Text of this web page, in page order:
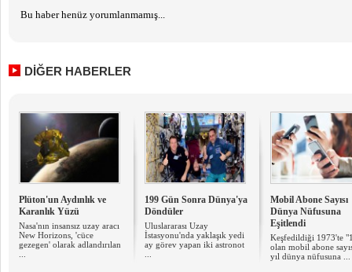
Bu haber henüz yorumlanmamış...
DİĞER HABERLER
Plüton'un Aydınlık ve
Karanlık Yüzü
Nasa'nın insansız uzay aracı
New Horizons, 'cüce
gezegen' olarak adlandırılan
199 Gün Sonra Dünya'ya
Döndüler
Uluslararası Uzay
İstasyonu'nda yaklaşık yedi
ay görev yapan iki astronot
Mobil Abone Sayısı
Dünya Nüfusuna
Eşitlendi
Keşfedildiği 1973'te
olan mobil abone
yıl dünya nüfusuna ...